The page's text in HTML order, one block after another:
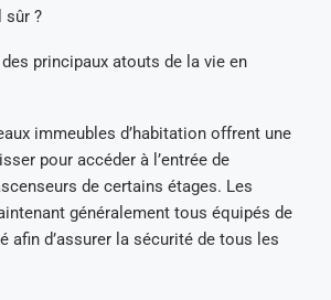
sûr ?
principaux atouts de la vie en
immeubles d’habitation offrent une
pour accéder à l’entrée de
de certains étages. Les
généralement tous équipés de
afin d’assurer la sécurité de tous les